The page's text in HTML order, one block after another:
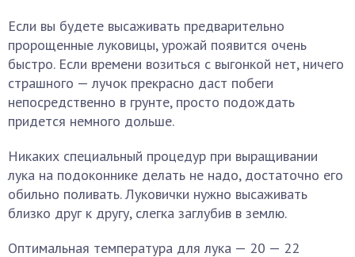
Если вы будете высаживать предварительно
пророщенные луковицы, урожай появится очень
быстро. Если времени возиться с выгонкой нет, ничего
страшного — лучок прекрасно даст побеги
непосредственно в грунте, просто подождать
придется немного дольше.
Никаких специальный процедур при выращивании
лука на подоконнике делать не надо, достаточно его
обильно поливать. Луковички нужно высаживать
близко друг к другу, слегка заглубив в землю.
Оптимальная температура для лука — 20 — 22